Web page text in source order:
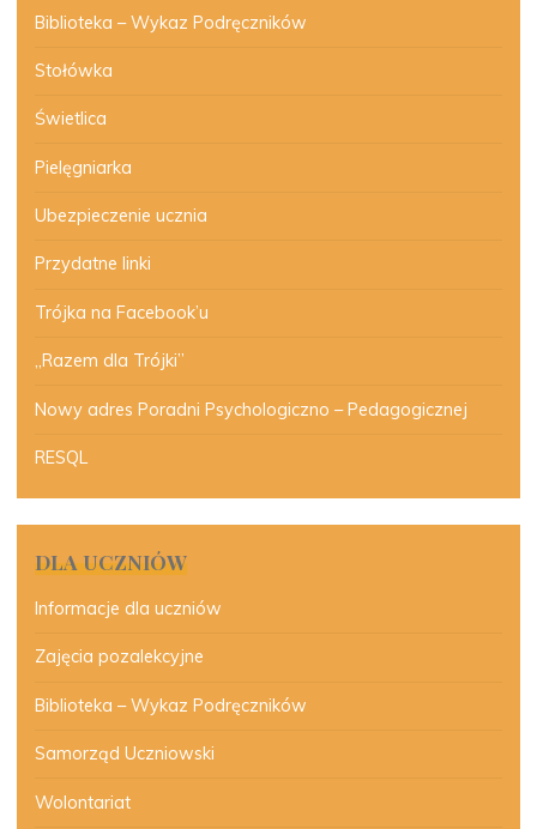
Biblioteka – Wykaz Podręczników
Stołówka
Świetlica
Pielęgniarka
Ubezpieczenie ucznia
Przydatne linki
Trójka na Facebook’u
„Razem dla Trójki”
Nowy adres Poradni Psychologiczno – Pedagogicznej
RESQL
DLA UCZNIÓW
Informacje dla uczniów
Zajęcia pozalekcyjne
Biblioteka – Wykaz Podręczników
Samorząd Uczniowski
Wolontariat